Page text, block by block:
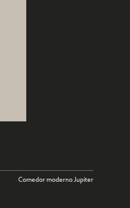
Comedor moderno Jupiter